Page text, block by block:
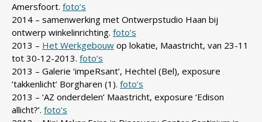
Amersfoort. foto’s
2014 – samenwerking met Ontwerpstudio Haan bij
ontwerp winkelinrichting. foto’s
2013 – Het Werkgebouw op lokatie, Maastricht, van 23-11
tot 30-12-2013. foto’s
2013 – Galerie ‘impeRsant’, Hechtel (Bel), exposure
’takkenlicht’ Borgharen (1). foto’s
2013 – ‘AZ onderdelen’ Maastricht, exposure ‘Edison
allicht?’. foto’s